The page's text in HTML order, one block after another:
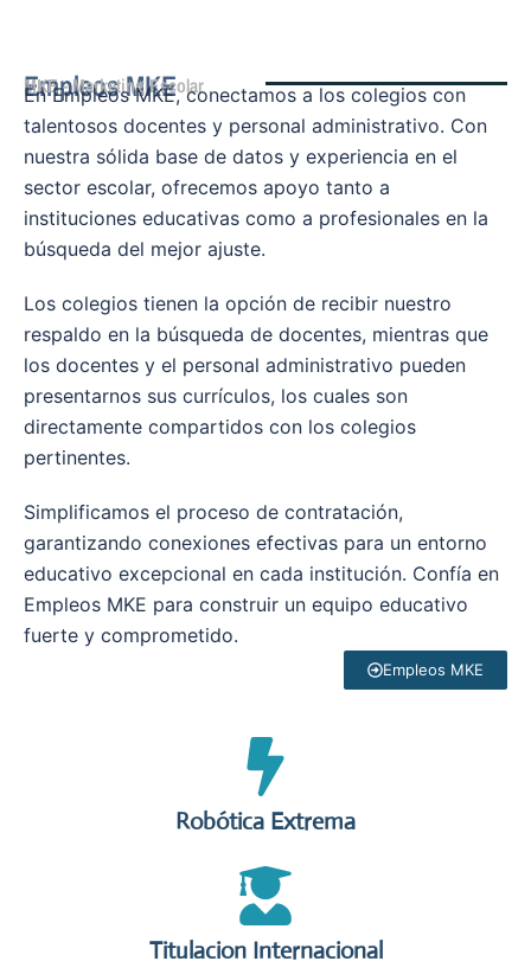
Empleos MKE
MKE - Marketing Escolar
En Empleos MKE, conectamos a los colegios con
talentosos docentes y personal administrativo. Con
nuestra sólida base de datos y experiencia en el
sector escolar, ofrecemos apoyo tanto a
instituciones educativas como a profesionales en la
búsqueda del mejor ajuste.
Los colegios tienen la opción de recibir nuestro
respaldo en la búsqueda de docentes, mientras que
los docentes y el personal administrativo pueden
presentarnos sus currículos, los cuales son
directamente compartidos con los colegios
pertinentes.
Simplificamos el proceso de contratación,
garantizando conexiones efectivas para un entorno
educativo excepcional en cada institución. Confía en
Empleos MKE para construir un equipo educativo
fuerte y comprometido.
Empleos MKE
Robótica Extrema
Titulacion Internacional